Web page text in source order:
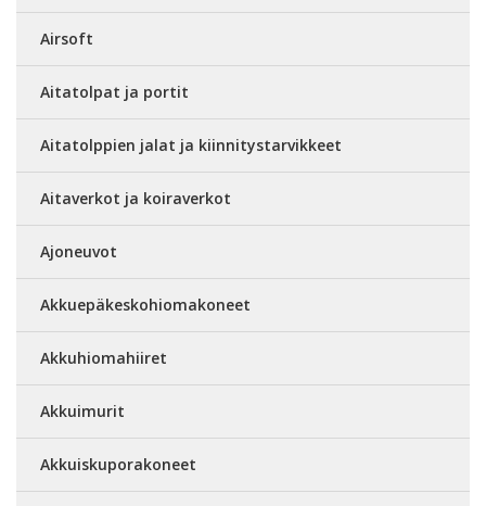
Airsoft
Aitatolpat ja portit
Aitatolppien jalat ja kiinnitystarvikkeet
Aitaverkot ja koiraverkot
Ajoneuvot
Akkuepäkeskohiomakoneet
Akkuhiomahiiret
Akkuimurit
Akkuiskuporakoneet